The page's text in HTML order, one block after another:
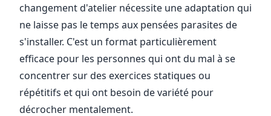
changement d'atelier nécessite une adaptation qui
ne laisse pas le temps aux pensées parasites de
s'installer. C'est un format particulièrement
efficace pour les personnes qui ont du mal à se
concentrer sur des exercices statiques ou
répétitifs et qui ont besoin de variété pour
décrocher mentalement.